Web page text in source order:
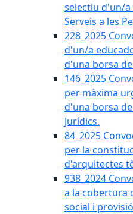
selectiu d'un/
Serveis a les
228_2025
d'un/a
d'una borsa
146_2025
per màxima
d'una borsa
Jurídics.
84_2025
per la
d'arquitectes
938_2024
a la cobertura
social i